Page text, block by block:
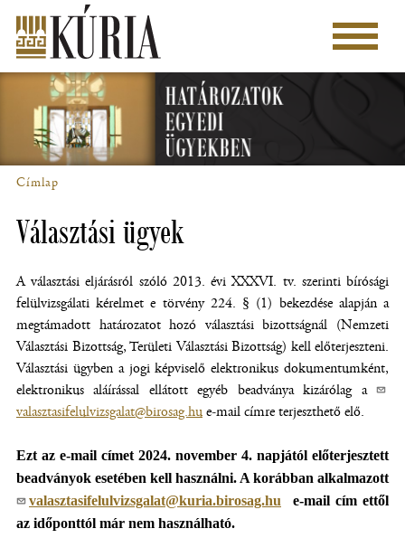
tartalomra
Főmenü
Címlap
Választási ügyek
A választási eljárásról szóló 2013. évi XXXVI. tv. szerinti bírósági
felülvizsgálati kérelmet e törvény 224. § (1) bekezdése alapján a
megtámadott határozatot hozó választási bizottságnál (Nemzeti
Választási Bizottság, Területi Választási Bizottság) kell előterjeszteni.
Választási ügyben a jogi képviselő elektronikus dokumentumként,
elektronikus aláírással ellátott egyéb beadványa kizárólag a
valasztasifelulvizsgalat@birosag.hue-mail címre terjeszthető elő.
Ezt az e-mail címet 2024. november 4. napjától előterjesztett
beadványok esetében kell használni. A korábban alkalmazott
valasztasifelulvizsgalat@kuria.birosag.hu e-mail cím ettől
az időponttól már nem használható.